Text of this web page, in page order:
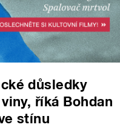
důsledky
říká Bohdan
stínu